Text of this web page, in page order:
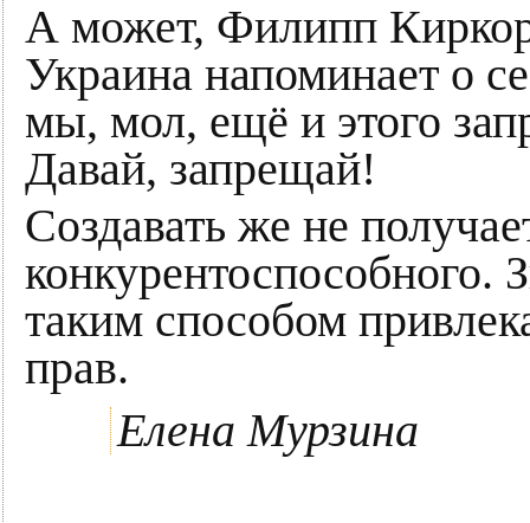
А может, Филипп
Украина напоминает о
мы, мол, ещё и этого
Давай, запрещай!
Создавать же не
конкурентоспособного.
таким способом
прав.
Елена Мурзина